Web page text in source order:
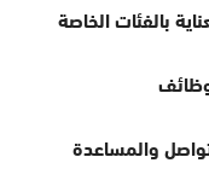
بالفئات الخاصة
والمساعدة